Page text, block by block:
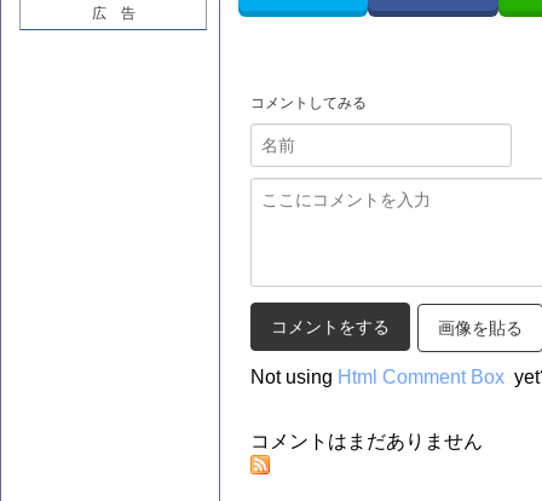
広 告
コメントしてみる
画像を貼る
Not using Html Comment Box
コメントはまだありません